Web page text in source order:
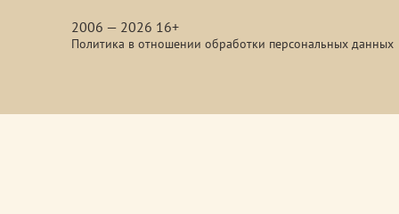
2006 — 2026 16+
Политика в отношении обработки персональных данных